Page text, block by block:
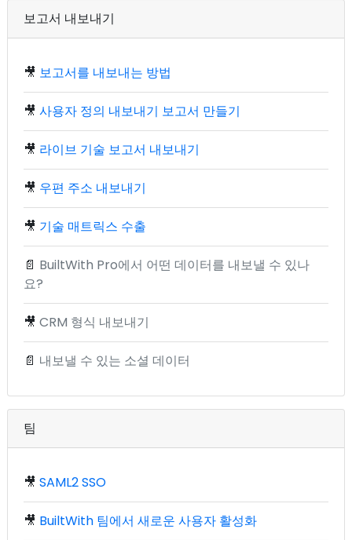
보고서 내보내기
🎥 보고서를 내보내는 방법
🎥 사용자 정의 내보내기 보고서 만들기
🎥 라이브 기술 보고서 내보내기
🎥 우편 주소 내보내기
🎥 기술 매트릭스 수출
📄 BuiltWith Pro에서 어떤 데이터를 내보낼 수 있나
요?
🎥 CRM 형식 내보내기
📄 내보낼 수 있는 소셜 데이터
팀
🎥 SAML2 SSO
🎥 BuiltWith 팀에서 새로운 사용자 활성화